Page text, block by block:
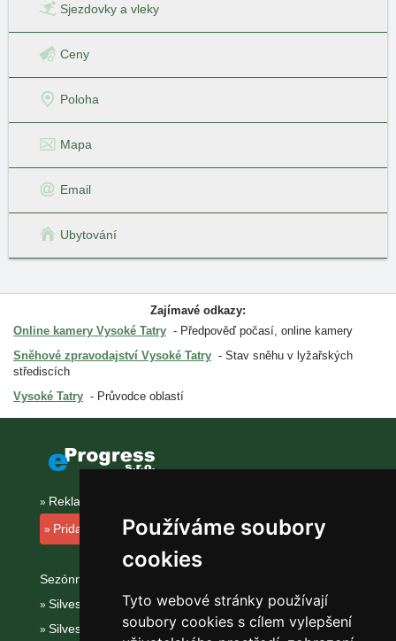
Používáme soubory
cookies
Tyto webové stránky používají
soubory cookies s cílem vylepšení
Sjezdovky a vleky
Ceny
Poloha
Mapa
Email
Ubytování
Zajímavé odkazy:
Online kamery Vysoké Tatry
Předpověď počasí, online kamery
Sněhové zpravodajství Vysoké Tatry
Stav sněhu v lyžařských
střediscích
Vysoké Tatry
Průvodce oblastí
Reklama na tomto serveru
Pridanie ubytovacieho zariadenia
Sezónní odkazy:
Silvester Vysoké Tatry
Silvestr na horách 2025/26